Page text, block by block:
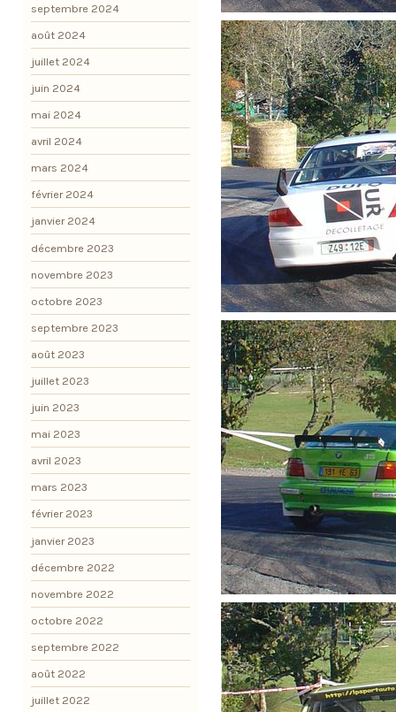
septembre 2024
août 2024
juillet 2024
juin 2024
mai 2024
avril 2024
mars 2024
février 2024
janvier 2024
décembre 2023
novembre 2023
octobre 2023
septembre 2023
août 2023
juillet 2023
juin 2023
mai 2023
avril 2023
mars 2023
février 2023
janvier 2023
décembre 2022
novembre 2022
octobre 2022
septembre 2022
août 2022
juillet 2022